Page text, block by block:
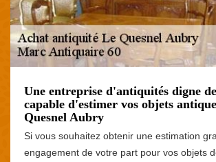
Une entreprise d'antiquités digne
capable d'estimer vos objets
Quesnel Aubry
Si vous souhaitez obtenir une estimation
engagement de votre part pour vos objets